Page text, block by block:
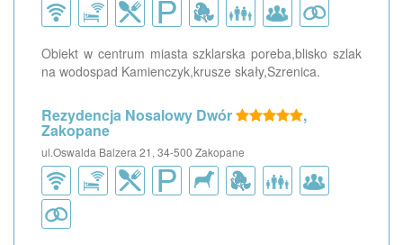
Obiekt w centrum miasta szklarska poreba,blisko szlak
na wodospad Kamienczyk,krusze skały,Szrenica.
Rezydencja Nosalowy Dwór ,
Zakopane
ul.Oswalda Balzera 21, 34-500 Zakopane